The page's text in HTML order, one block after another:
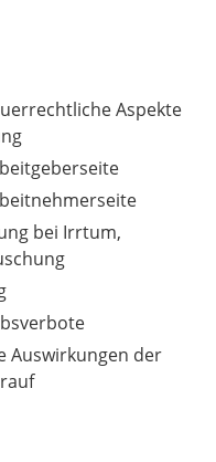
Aspekte
bei Irrtum,
Auswirkungen der